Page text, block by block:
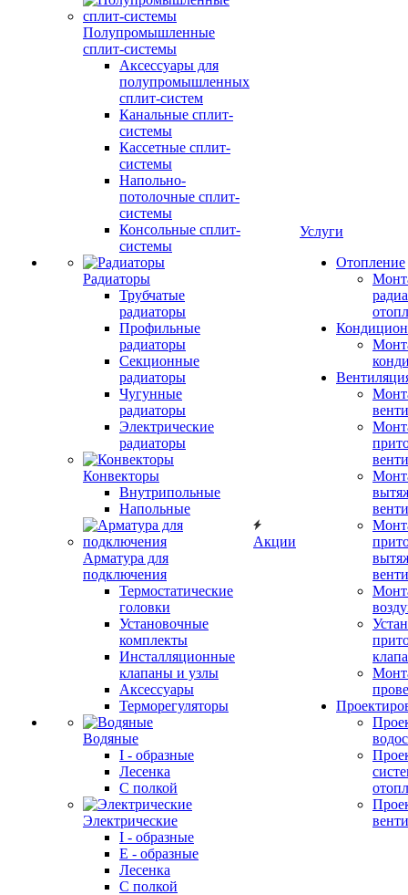
Полупромышленные
сплит-системы
Аксессуары для
полупромышленных
сплит-систем
Канальные сплит-
системы
Кассетные сплит-
системы
Напольно-
потолочные сплит-
системы
Консольные сплит-
системы
Радиаторы
Трубчатые
радиаторы
Профильные
радиаторы
Секционные
радиаторы
Чугунные
радиаторы
Электрические
радиаторы
Конвекторы
Внутрипольные
Напольные
Арматура для
подключения
Термостатические
головки
Установочные
комплекты
Инсталляционные
клапаны и узлы
Аксессуары
Терморегуляторы
Водяные
I - образные
Лесенка
С полкой
Электрические
I - образные
E - образные
Лесенка
С полкой
Акции
Услуги
Отопление